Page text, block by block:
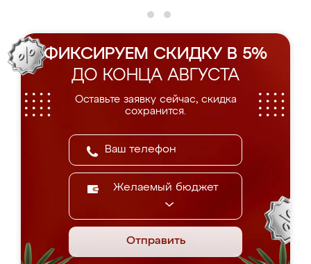
ФИКСИРУЕМ СКИДКУ В 5%
ДО КОНЦА АВГУСТА
Оставьте заявку сейчас, скидка
сохранится.
Желаемый бюджет
Отправить